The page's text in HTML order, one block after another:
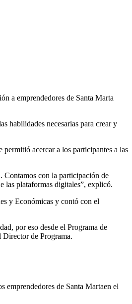
a emprendedores de Santa Marta
habilidades necesarias para crear y
acercar a los participantes a las
Contamos con la participación de
las plataformas digitales”, explicó.
y Económicas y contó con el
por eso desde el Programa de
Director de Programa.
de Santa Martaen el